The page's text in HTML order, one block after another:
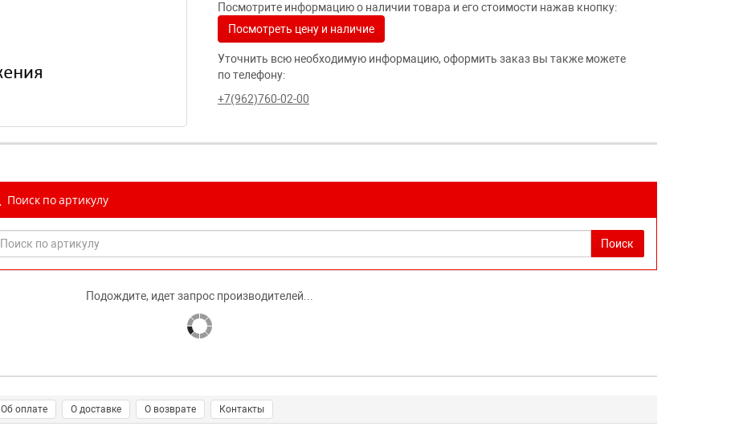
Посмотрите информацию о наличии товара и его стоимости нажав кнопку:
Посмотреть цену и наличие
Уточнить всю необходимую информацию, оформить заказ вы также можете
по телефону:
+7(962)760-02-00
Поиск по артикулу
Поиск
Подождите, идет запрос производителей...
Об оплате О доставке О возврате Контакты